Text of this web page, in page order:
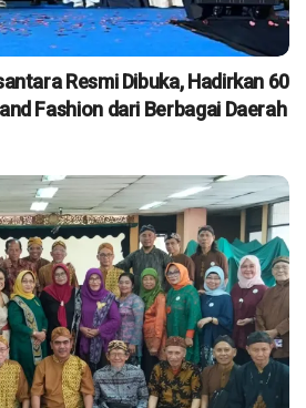
Resmi Dibuka, Hadirkan 60
Fashion dari Berbagai Daerah